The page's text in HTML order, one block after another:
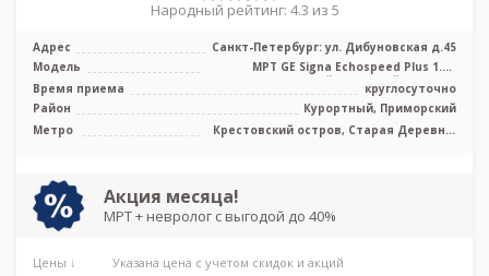
Народный рейтинг: 4.3 из 5
Адрес
Санкт-Петербург: ул. Дибуновская д.45
Модель
МРТ GE Signa Echospeed Plus 1.5T
высокопольный закрытый тип, УЗИ
Время приема
круглосуточно
Район
Курортный, Приморский
Метро
Крестовский остров, Старая Деревня,
Акция месяца!
МРТ + невролог с выгодой до 40%
Цены ↓ Указана цена с учетом скидок и акций